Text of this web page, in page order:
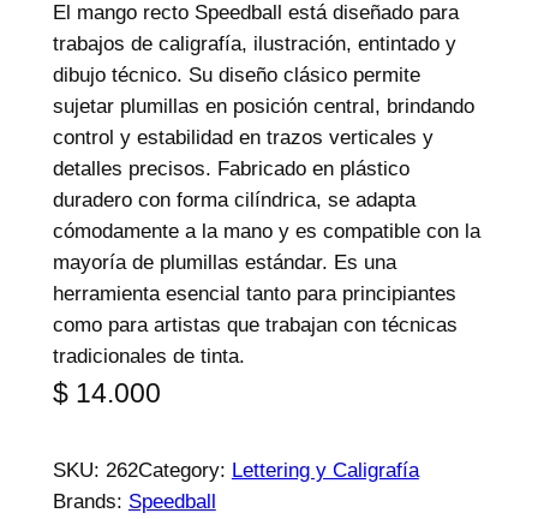
El mango recto Speedball está diseñado para
trabajos de caligrafía, ilustración, entintado y
dibujo técnico. Su diseño clásico permite
sujetar plumillas en posición central, brindando
control y estabilidad en trazos verticales y
detalles precisos. Fabricado en plástico
duradero con forma cilíndrica, se adapta
cómodamente a la mano y es compatible con la
mayoría de plumillas estándar. Es una
herramienta esencial tanto para principiantes
como para artistas que trabajan con técnicas
tradicionales de tinta.
$14.000
SKU: 262Category: Lettering y Caligrafía
Brands: Speedball